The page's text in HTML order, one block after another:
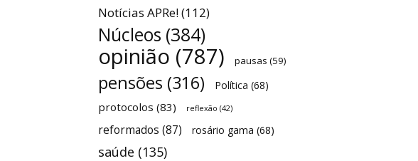
Notícias APRe!(112)
Núcleos (384)
opinião (787) pausas (59)
pensões (316) Política (68)
protocolos (83) reflexão (42)
reformados (87) rosário gama (68)
saúde (135)